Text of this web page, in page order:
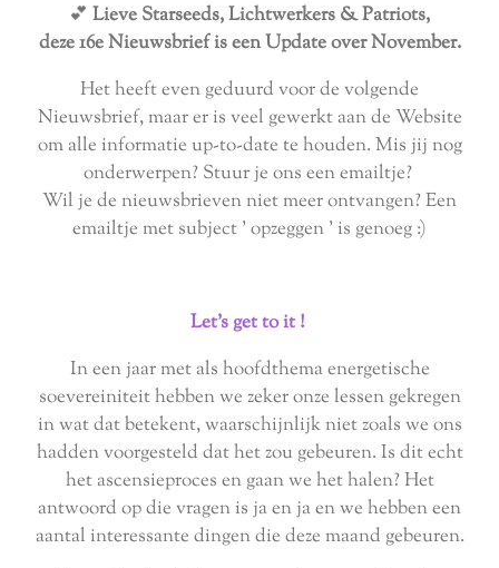
💕 Lieve Starseeds, Lichtwerkers & Patriots,
deze 16e Nieuwsbrief is een Update over November.
Het heeft even geduurd voor de volgende
Nieuwsbrief, maar er is veel gewerkt aan de Website
om alle informatie up-to-date te houden. Mis jij nog
onderwerpen? Stuur je ons een emailtje?
Wil je de nieuwsbrieven niet meer ontvangen? Een
emailtje met subject ' opzeggen ' is genoeg :)
Let's get to it !
In een jaar met als hoofdthema energetische
soevereiniteit hebben we zeker onze lessen gekregen
in wat dat betekent, waarschijnlijk niet zoals we ons
hadden voorgesteld dat het zou gebeuren. Is dit echt
het ascensieproces en gaan we het halen? Het
antwoord op die vragen is ja en ja en we hebben een
aantal interessante dingen die deze maand gebeuren.